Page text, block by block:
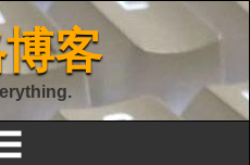
客